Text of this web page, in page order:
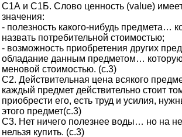
С1А и С1Б. Слово ценность (value)
значения:
- полезность какого-нибудь предмета…
назвать потребительной стоимостью;
- возможность приобретения других
обладание данным предметом…
меновой стоимостью. (с.3)
С2. Действительная цена всякого
каждый предмет действительно стоит
приобрести его, есть труд и усилия,
этого предмет(с.3)
С3. Нет ничего полезнее воды… но на
нельзя купить. (с.3)